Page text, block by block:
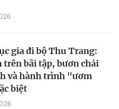
gia đi bộ Thu Trang:
trên bãi tập, bươn chải
và hành trình "ươm
biệt